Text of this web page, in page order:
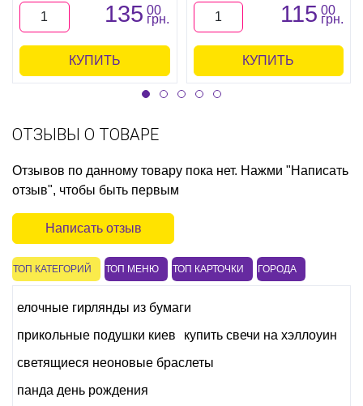
135 00
грн.
КУПИТЬ
115 00
грн.
КУПИТЬ
ОТЗЫВЫ О ТОВАРЕ
Отзывов по данному товару пока нет. Нажми "Написать
отзыв", чтобы быть первым
Написать отзыв
ТОП КАТЕГОРИЙ ТОП МЕНЮ ТОП КАРТОЧКИ ГОРОДА
елочные гирлянды из бумаги
прикольные подушки киев
купить свечи на хэллоуин
светящиеся неоновые браслеты
панда день рождения